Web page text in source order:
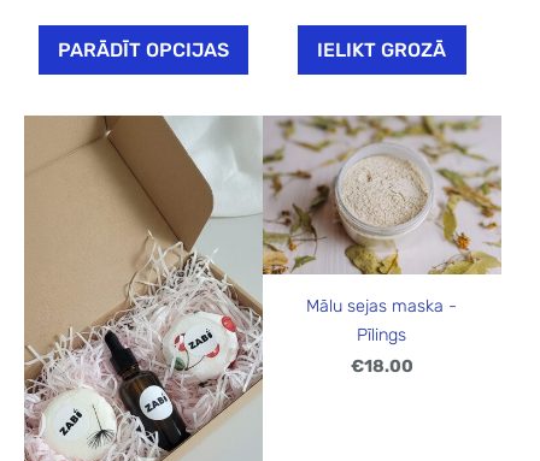
PARĀDĪT OPCIJAS IELIKT GROZĀ
Mālu sejas maska -
Pīlings
€18.00